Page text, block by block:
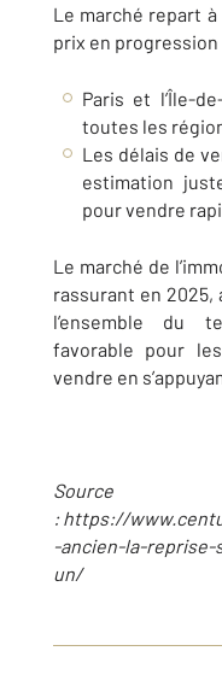
Le marché repart
prix en
Paris et l’Île-
toutes les
Les délais de
estimation
pour vendre
Le marché de
rassurant en
l’ensemble du
favorable pour
vendre en
Source
: https://
-ancien-la-
un/